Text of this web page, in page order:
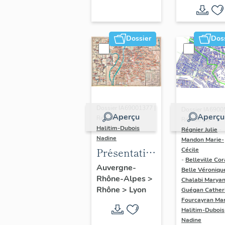
Auvergne-
Rhône-
Alpes
(DOSSIER
EN COURS)
Dossier
Aperçu
Réalisé par
Halitim-Dubois
Nadine
Présentation
et synthèse
du
patrimoine
industriel
Auvergne-
Rhône-Alpes>
Rhône > Lyon
Aperçu
Réalisé par
Régnier Julie
Mandon Marie-
Cécile
- Belleville
Belle
Chalabi
Guégan
Fourcayran
Halitim-Dubois
Nadine